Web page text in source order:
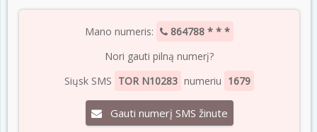
Mano numeris:
864788 * * *
Nori gauti pilną numerį?
Siųsk SMS TOR N10283 numeriu 1679
Gauti numerį SMS žinute